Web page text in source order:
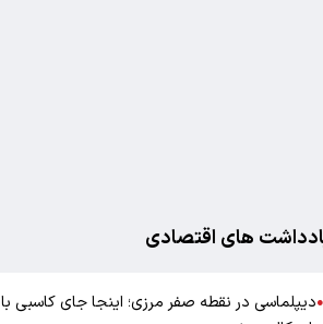
های اقتصادی
●دیپلماسی در نقطه صفر مرزی؛ اینجا جای کاسبی با